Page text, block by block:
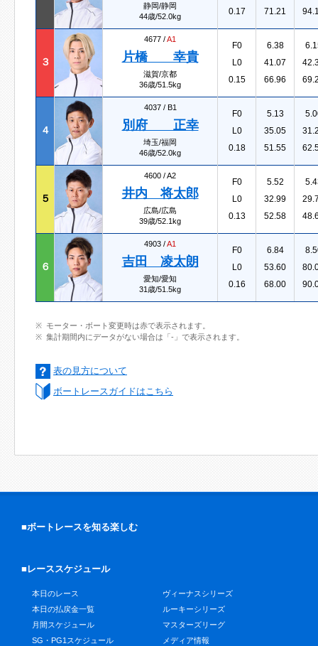
静岡/静岡
44歳/52.0kg
0.17
71.21
３
4677 /A1
片橋 幸貴
滋賀/京都
36歳/51.5kg
F0
L0
0.15
6.38
41.07
66.96
４
4037 / B1
別府 正幸
埼玉/福岡
46歳/52.0kg
F0
L0
0.18
5.13
35.05
51.55
５
4600 /A2
井内 将太郎
広島/広島
39歳/52.1kg
F0
L0
0.13
5.52
32.99
52.58
６
4903 /A1
吉田 凌太朗
愛知/愛知
31歳/51.5kg
F0
L0
0.16
6.84
53.60
68.00
モーター・ボート変更時は赤で表示されます。
集計期間内にデータがない場合は「-」で表示されます。
表の見方について
ボートレースガイドはこちら
■ボートレースを知る楽しむ
■レーススケジュール
本日のレース
本日の払戻金一覧
月間スケジュール
SG・PG1スケジュール
ヴィーナスシリーズ
ルーキーシリーズ
マスターズリーグ
メディア情報